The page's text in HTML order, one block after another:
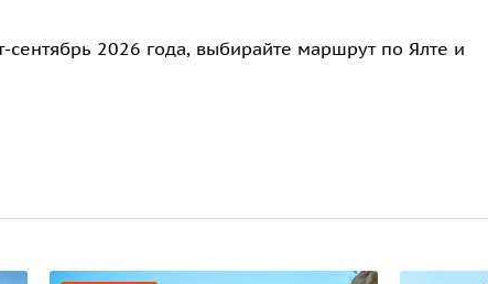
сентябрь 2026 года, выбирайте маршрут по Ялте и